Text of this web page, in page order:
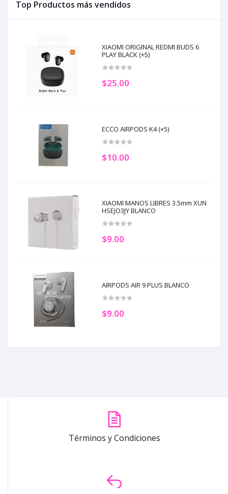
Top Productos más vendidos
XIAOMI ORIGINAL REDMI BUDS 6
PLAY BLACK (+5)
$25.00
ECCO AIRPODS K4 (+5)
$10.00
XIAOMI MANOS LIBRES 3.5mm XUN
HSEJO3JY BLANCO
$9.00
AIRPODS AIR 9 PLUS BLANCO
$9.00
Términos y Condiciones